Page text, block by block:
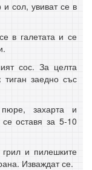
сол, увиват се в
в галетата и се
сос. За целта
заедно със
захарта и
оставя за 5-10
и пилешките
Изваждат се.